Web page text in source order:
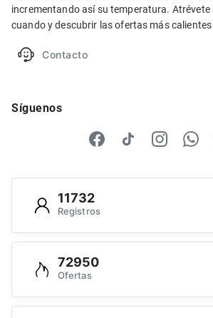
incrementando así su temperatura. Atrévete
cuando y descubrir las ofertas más
Contacto
Síguenos
11732
Registros
72950
Ofertas